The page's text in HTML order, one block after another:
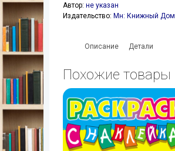
Автор: не указан
Издательство: Мн: Книжный Дом
Описание Детали
Похожие товары